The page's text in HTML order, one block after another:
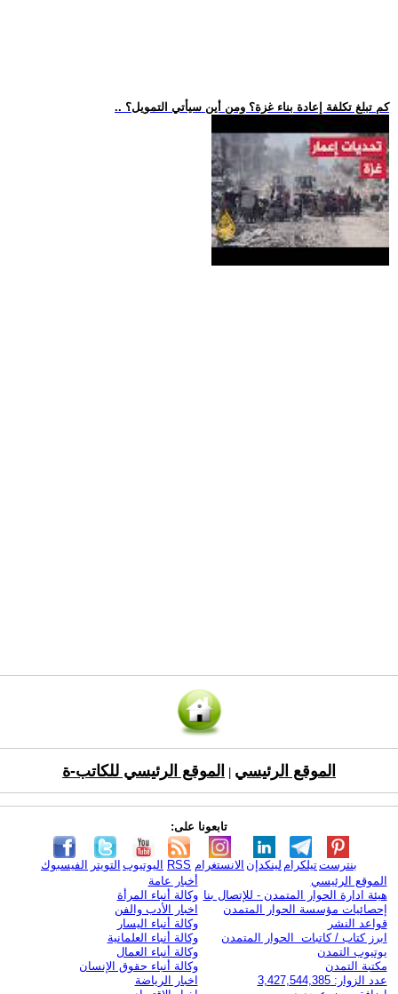
.. كم تبلغ تكلفة إعادة بناء غزة؟ ومن أين سيأتي التمويل؟
الموقع الرئيسي الموقع الرئيسي للكاتب-ة
تابعونا على:
الفيسبوك التويتر اليوتيوب RSS الانستغرام لينكدإن تيلكرامبنترست
الموقع الرئيسي
هيئة ادارة الحوار المتمدن - للإتصال بنا
إحصائيات مؤسسة الحوار المتمدن
قواعد النشر
ابرز كتاب / كاتبات الحوار المتمدن
يوتيوب التمدن
مكتبة التمدن
عدد الزوار: 3,427,544,385
أخبار عامة
وكالة أنباء المرأة
اخبار الأدب والفن
وكالة أنباء اليسار
وكالة أنباء العلمانية
وكالة أنباء العمال
وكالة أنباء حقوق الإنسان
اخبار الرياضة